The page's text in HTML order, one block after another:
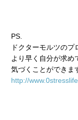
PS.
ドクターモルツのプ
より早く自分が求め
気づくことができま
http://